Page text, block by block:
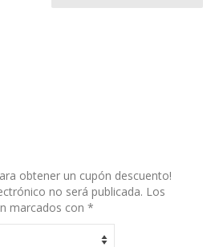
obtener un cupón descuento!
no será publicada. Los
marcados con *